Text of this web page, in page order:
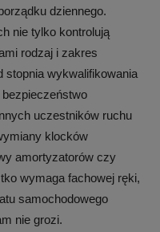
dziennego.
nie tylko kontrolują
rodzaj i zakres
stopnia wykwalifikowania
uczestników ruchu
klocków
amortyzatorów czy
wymaga fachowej ręki,
samochodowego
nie grozi.